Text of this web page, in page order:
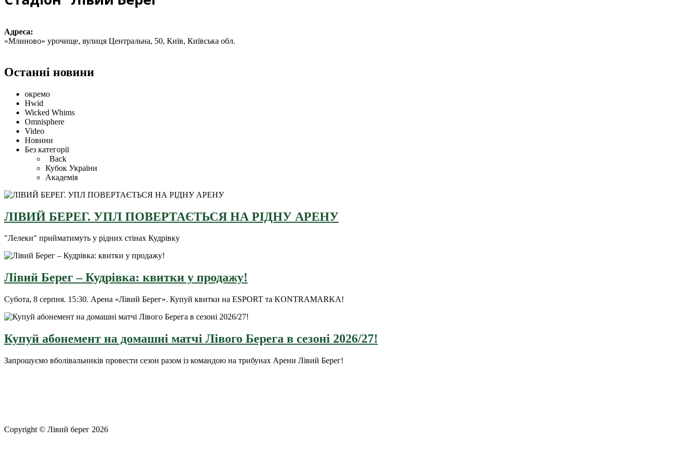
Адреса:
«Млиново» урочище, вулиця Центральна, 50, Київ, Київська обл.
Останні новини
окремо
Hwid
Wicked Whims
Omnisphere
Video
Новини
Без категорії
Back
Кубок України
Академія
ЛІВИЙ БЕРЕГ. УПЛ ПОВЕРТАЄТЬСЯ НА РІДНУ АРЕНУ
"Лелеки" прийматимуть у рідних стінах Кудрівку
Лівий Берег – Кудрівка: квитки у продажу!
Субота, 8 серпня. 15:30. Арена «Лівий Берег». Купуй квитки на ESPORT та KONTRAMARKA!
Купуй абонемент на домашні матчі Лівого Берега в сезоні 2026/27!
Запрошуємо вболівальників провести сезон разом із командою на трибунах Арени Лівий Берег!
Copyright © Лівий берег 2026